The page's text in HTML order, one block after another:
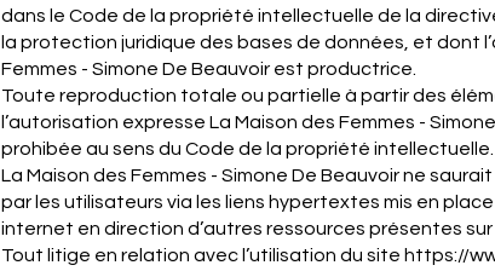
dans le Code de la propriété intellectuelle de la
la protection juridique des bases de données, et dont
Femmes - Simone De Beauvoir est productrice.
Toute reproduction totale ou partielle à partir des
l’autorisation expresse La Maison des Femmes -
prohibée au sens du Code de la propriété intellectuelle.
La Maison des Femmes - Simone De Beauvoir ne
par les utilisateurs via les liens hypertextes mis en
internet en direction d’autres ressources présentes sur
Tout litige en relation avec l’utilisation du site https://